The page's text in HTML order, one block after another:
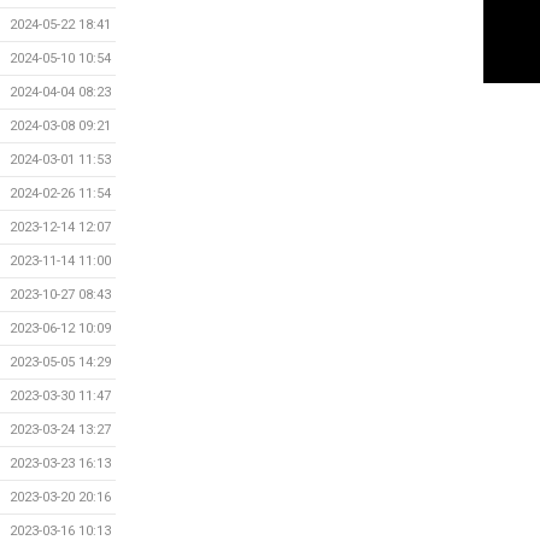
2024-05-22 18:41
2024-05-10 10:54
2024-04-04 08:23
2024-03-08 09:21
2024-03-01 11:53
2024-02-26 11:54
2023-12-14 12:07
2023-11-14 11:00
2023-10-27 08:43
2023-06-12 10:09
2023-05-05 14:29
2023-03-30 11:47
2023-03-24 13:27
2023-03-23 16:13
2023-03-20 20:16
2023-03-16 10:13